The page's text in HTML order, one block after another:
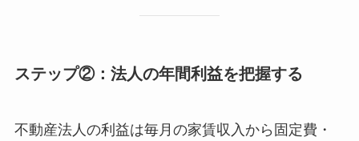
ステップ②：法人の年間利益を把握する
不動産法人の利益は毎月の家賃収入から固定費・